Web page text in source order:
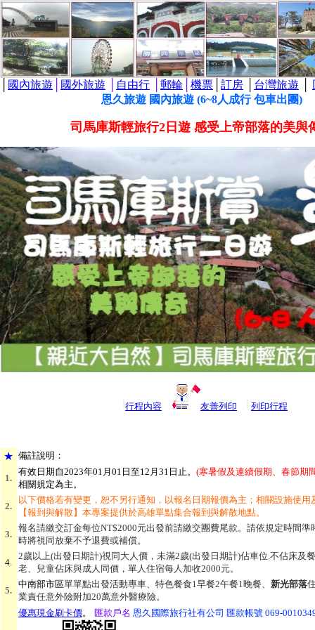
國內旅遊 國外旅遊 自由行 郵輪 機票 訂房 台灣旅遊
恩久旅遊 國內旅遊 (6~8人成行 包車出團)
司馬庫斯輕旅行2日遊 感受上帝部落的美與
行程內容 友善列印 列印行程
★ 備註說明：
1.
有效日期自2023年01月01日至12月31日止。 (寒暑假及連續假期、春節期
相關規定為主。
2.
以下價格若有變更，恕不另行通知，以報名日期報價為主；相關設施使用
【報到與解散】本專案提供於高雄單點集合報到與解散地點。
3.
報名請繳交訂金每位NT$2000元出發前請繳交團費尾款。請依規定時間準
時將視同放棄不予退費或補償。
4.
2歲以上(出發日期計)視同大人價，未滿2歲(出發日期計)佔車位.不佔床及
老、兒童佔床與成人同價，單人住宿每人加收2000元。
5.
中南部市區單單點出發活動專車、特色餐食1早餐2午餐1晚餐、 新光部落
業責任意外險附加20萬意外醫療險。
優惠現金刷卡價。 匯款戶名 恩久國際旅行社有公司 匯款帳號 069-